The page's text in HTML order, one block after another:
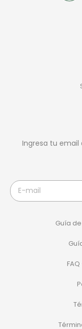
Ingresa tu
Guía